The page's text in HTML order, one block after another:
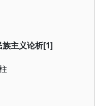
主义论析[1]